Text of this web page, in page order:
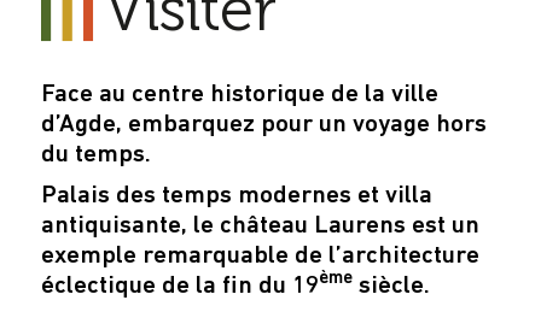
Face au centre historique de la ville
d’Agde, embarquez pour un voyage hors
du temps.
Palais des temps modernes et villa
antiquisante, le château Laurens est un
exemple remarquable de l’architecture
éclectique de la fin du 19èmesiècle.